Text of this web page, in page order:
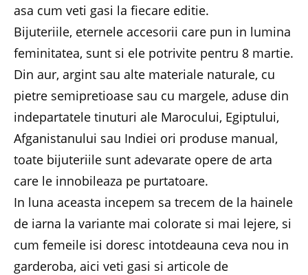
asa cum veti gasi la fiecare editie.
Bijuteriile, eternele accesorii care pun in lumina
feminitatea, sunt si ele potrivite pentru 8 martie.
Din aur, argint sau alte materiale naturale, cu
pietre semipretioase sau cu margele, aduse din
indepartatele tinuturi ale Marocului, Egiptului,
Afganistanului sau Indiei ori produse manual,
toate bijuteriile sunt adevarate opere de arta
care le innobileaza pe purtatoare.
In luna aceasta incepem sa trecem de la hainele
de iarna la variante mai colorate si mai lejere, si
cum femeile isi doresc intotdeauna ceva nou in
garderoba, aici veti gasi si articole de